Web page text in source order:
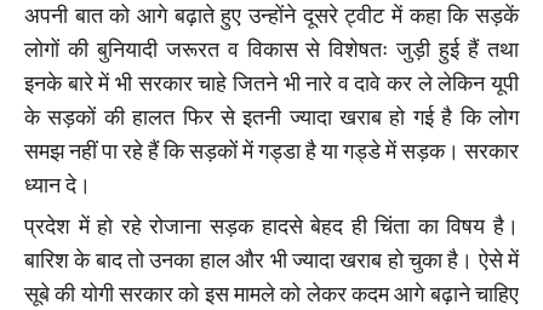
अपनी बात को आगे बढ़ाते हुए उन्होंने दूसरे ट्वीट में कहा कि सड़कें
लोगों की बुनियादी जरूरत व विकास से विशेषतः जुड़ी हुई हैं तथा
इनके बारे में भी सरकार चाहे जितने भी नारे व दावे कर ले लेकिन यूपी
के सड़कों की हालत फिर से इतनी ज्यादा खराब हो गई है कि लोग
समझ नहीं पा रहे हैं कि सड़कों में गड्डा है या गड्डे में सड़क। सरकार
ध्यान दे।
प्रदेश में हो रहे रोजाना सड़क हादसे बेहद ही चिंता का विषय है।
बारिश के बाद तो उनका हाल और भी ज्यादा खराब हो चुका है। ऐसे में
सूबे की योगी सरकार को इस मामले को लेकर कदम आगे बढ़ाने चाहिए